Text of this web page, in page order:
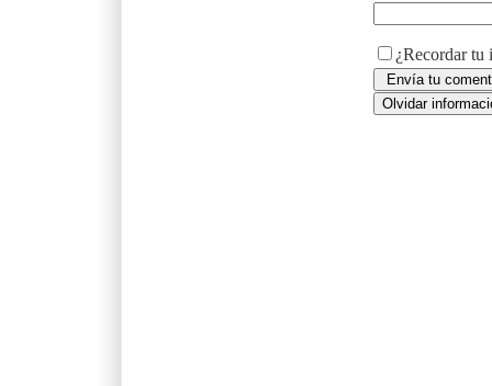
¿Recordar tu